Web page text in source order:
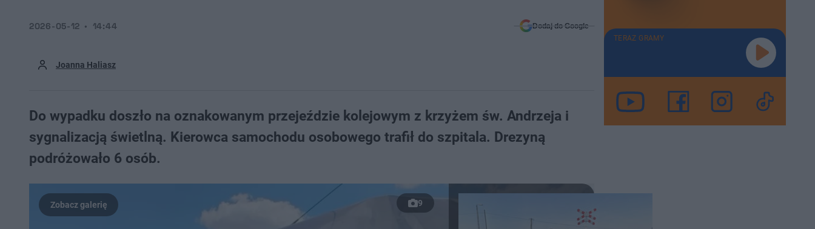
Joanna Haliasz
2026-05-12 14:44 Dodaj do Google
Do wypadku doszło na oznakowanym przejeździe kolejowym z krzyżem św. Andrzeja i
sygnalizacją świetlną. Kierowca samochodu osobowego trafił do szpitala. Drezyną
podróżowało 6 osób.
9
TERAZ GRAMY